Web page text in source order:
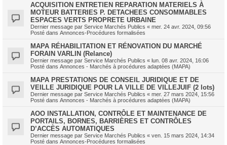
ACQUISITION ENTRETIEN REPARATION MATERIELS À
MOTEUR BATTERIES P. DETACHEES CONSOMMABLES
ESPACES VERTS PROPRETE URBAINE
Dernier message par Service Marchés Publics « mer. 24 avr. 2024, 09:56
Posté dans Annonces-Procédures formalisées
MAPA RÉHABILITATION ET RÉNOVATION DU MARCHÉ
FORAIN VARLIN (Relance)
Dernier message par Service Marchés Publics « lun. 08 avr. 2024, 16:06
Posté dans Annonces - Marchés à procédures adaptées (MAPA)
MAPA PRESTATIONS DE CONSEIL JURIDIQUE ET DE
VEILLE JURIDIQUE POUR LA VILLE DE VILLEJUIF (2 lots)
Dernier message par Service Marchés Publics « mer. 27 mars 2024, 15:56
Posté dans Annonces - Marchés à procédures adaptées (MAPA)
AOO INSTALLATION, CONTRÔLE ET MAINTENANCE DE
PORTAILS, BORNES, BARRIÈRES ET CONTRÔLES
D’ACCÈS AUTOMATIQUES
Dernier message par Service Marchés Publics « ven. 15 mars 2024, 14:34
Posté dans Annonces-Procédures formalisées